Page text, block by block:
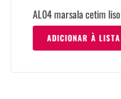
AL04 marsala cetim liso
ADICIONAR À LISTA